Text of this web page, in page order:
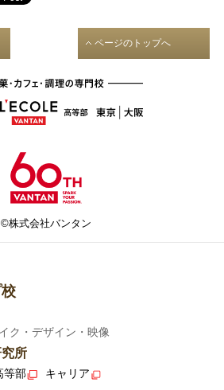
ページのトップへ
©株式会社バンタン
ク・デザイン・映像
所
等部 キャリア